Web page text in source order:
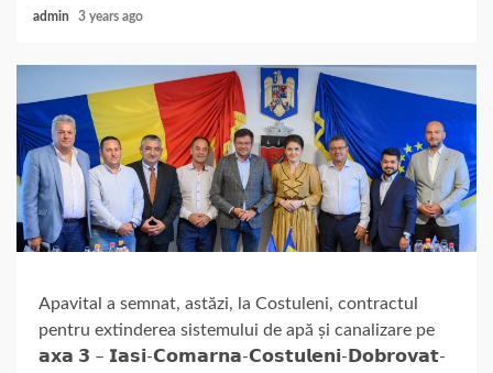
admin 3 years ago
Apavital a semnat, astăzi, la Costuleni, contractul
pentru extinderea sistemului de apă și canalizare pe
𝗮𝘅𝗮 𝟯 – 𝗜𝗮𝘀𝗶-𝗖𝗼𝗺𝗮𝗿𝗻𝗮-𝗖𝗼𝘀𝘁𝘂𝗹𝗲𝗻𝗶-𝗗𝗼𝗯𝗿𝗼𝘃𝗮𝘁-